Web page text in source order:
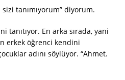
sizi tanımıyorum” diyorum.
tanıtıyor. En arka sırada, yani
erkek öğrenci kendini
adını söylüyor. “Ahmet.